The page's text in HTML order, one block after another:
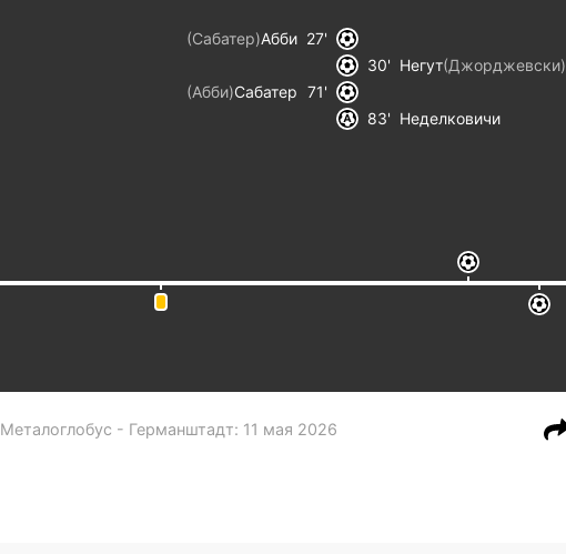
(Сабатер)Абби 27
30
(Джорджевски)
Негут
(Абби)Сабатер 71
83
Неделковичи
Металоглобус - Германштадт: 11 мая 2026